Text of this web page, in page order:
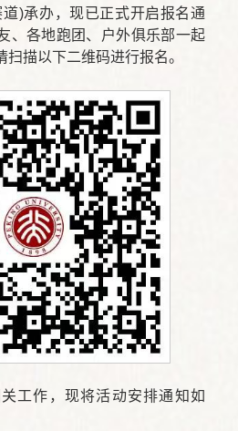
)承办，现已正式开启报名通
、各地跑团、户外俱乐部一起
描以下二维码进行报名。
工作，现将活动安排通知如